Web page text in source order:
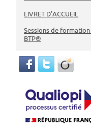
LIVRET D’ACCUEIL
Sessions de formation
BTP®